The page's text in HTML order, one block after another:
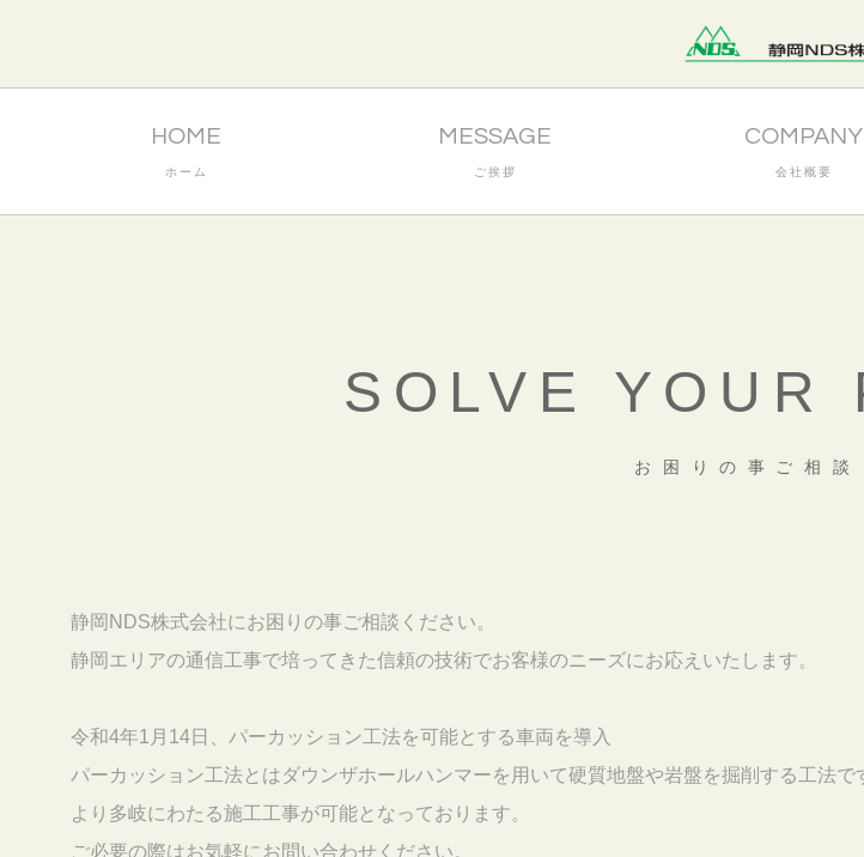
HOME
ホーム
MESSAGE
ご挨拶
COMPANY
会社概要
SOLVE YOUR
お困りの事ご相談
静岡NDS株式会社にお困りの事ご相談ください。
静岡エリアの通信工事で培ってきた信頼の技術でお客様のニーズにお応えいたします。
令和4年1月14日、パーカッション工法を可能とする車両を導入
パーカッション工法とはダウンザホールハンマーを用いて硬質地盤や岩盤を掘削する工法で
より多岐にわたる施工工事が可能となっております。
ご必要の際はお気軽にお問い合わせください。